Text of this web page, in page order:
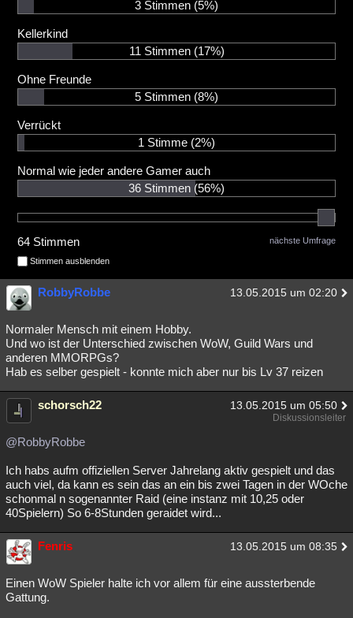
Besucht Teilgenommen Alle Neue Geschlossen
Schlüsselwörter
3 Stimmen (5%)
Kellerkind
11 Stimmen (17%)
Ohne Freunde
5 Stimmen (8%)
Verrückt
1 Stimme (2%)
Normal wie jeder andere Gamer auch
36 Stimmen (56%)
Stimmen ausblenden
nächste Umfrage
64 Stimmen
RobbyRobbe 13.05.2015 um 02:20
Normaler Mensch mit einem Hobby.
Und wo ist der Unterschied zwischen WoW, Guild Wars und
anderen MMORPGs?
Hab es selber gespielt - konnte mich aber nur bis Lv 37 reizen
schorsch22 13.05.2015 um 05:50
Diskussionsleiter
@RobbyRobbe
Ich habs aufm offiziellen Server Jahrelang aktiv gespielt und das
auch viel, da kann es sein das an ein bis zwei Tagen in der WOche
schonmal n sogenannter Raid (eine instanz mit 10,25 oder
40Spielern) So 6-8Stunden geraidet wird...
Fenris 13.05.2015 um 08:35
Einen WoW Spieler halte ich vor allem für eine aussterbende
Gattung.